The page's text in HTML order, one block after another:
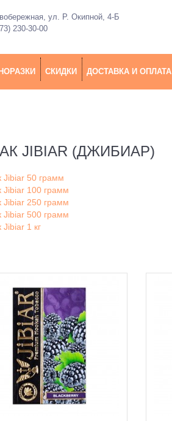
ул. Р. Окипной, 4-Б
230-30-00
СКИДКИ ДОСТАВКА И ОПЛАТА
JIBIAR (ДЖИБИАР)
Jibiar 50 грамм
Jibiar 100 грамм
Jibiar 250 грамм
Jibiar 500 грамм
Jibiar 1 кг